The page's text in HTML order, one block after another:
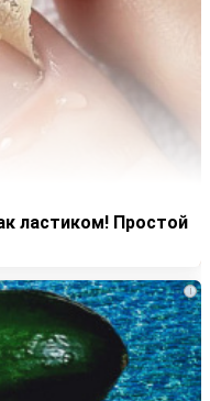
ластиком! Простой
i